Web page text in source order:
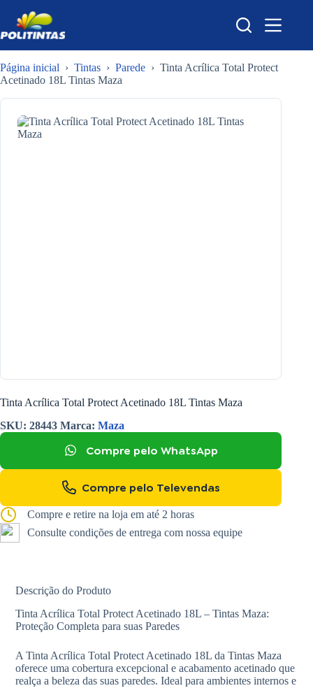
para
o
conteúdo
Página inicial › Tintas › Parede › Tinta Acrílica Total Protect
Acetinado 18L Tintas Maza
Tinta Acrílica Total Protect Acetinado 18L Tintas Maza
SKU: 28443 Marca: Maza
Compre pelo WhatsApp
Compre pelo Televendas
Compre e retire na loja em até 2 horas
Consulte condições de entrega com nossa equipe
Descrição do Produto
Tinta Acrílica Total Protect Acetinado 18L – Tintas Maza:
Proteção Completa para suas Paredes
A Tinta Acrílica Total Protect Acetinado 18L da Tintas Maza
oferece uma cobertura excepcional e acabamento acetinado que
realça a beleza das suas paredes. Ideal para ambientes internos e